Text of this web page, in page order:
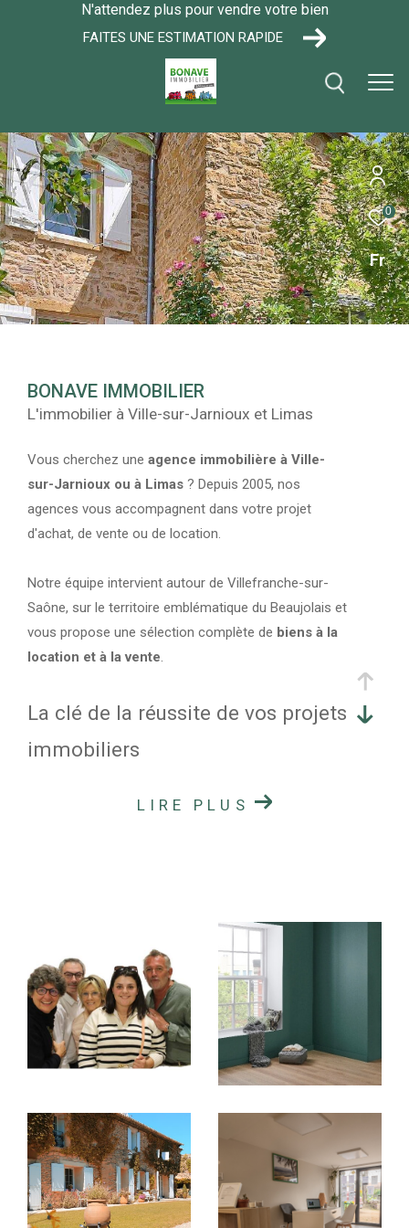
N'attendez plus pour vendre votre bien
FAITES UNE ESTIMATION RAPIDE
0
Fr
BONAVE IMMOBILIER
L'immobilier à Ville-sur-Jarnioux et Limas
Vous cherchez une agence immobilière à Ville-
sur-Jarnioux ou à Limas ? Depuis 2005, nos
agences vous accompagnent dans votre projet
d'achat, de vente ou de location.
Notre équipe intervient autour de Villefranche-sur-
Saône, sur le territoire emblématique du Beaujolais et
vous propose une sélection complète de biens à la
location et à la vente.
La clé de la réussite de vos projets
immobiliers
Estimation de votre bien immobilier
de votre bien à l'aide du formulaire dédié disponible
sur notre site.
Nous mettons notre expertise à votre service pour
produire une estimation de votre propriété à sa plus
juste valeur.
Vous recherchezune maison ou un appartement à
vendre ou à louerà Villefranche-sur-Saône
LIRE PLUS